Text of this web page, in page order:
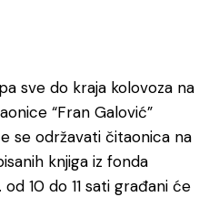
sve do kraja kolovoza na
“Fran Galović”
se održavati čitaonica na
knjiga iz fonda
od 10 do 11 sati građani će